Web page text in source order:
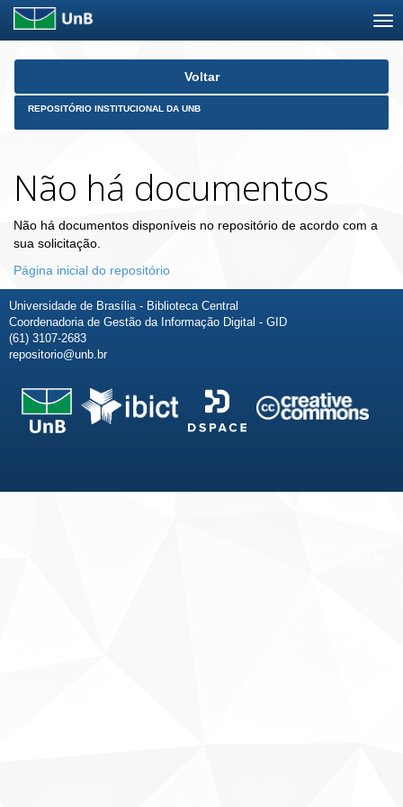
Skip
Voltar
REPOSITÓRIO INSTITUCIONAL DA UNB
Não há documentos
Não há documentos disponíveis no repositório de acordo com a
sua solicitação.
Página inicial do repositório
Universidade de Brasília - Biblioteca Central
Coordenadoria de Gestão da Informação Digital - GID
(61) 3107-2683
repositorio@unb.br